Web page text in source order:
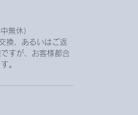
無休）
換、あるいはご返
すが、お客様都合
。